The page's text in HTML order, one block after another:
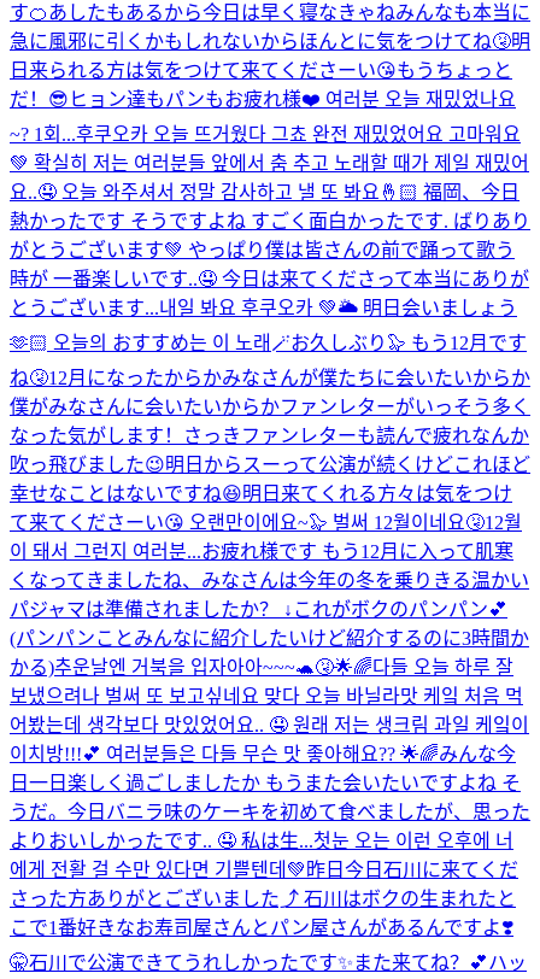
す🍊あしたもあるから今日は早く寝なきゃねみんなも本当に
急に風邪に引くかもしれないからほんとに気をつけてね🤧明
日来られる方は気をつけて来てくださーい😘もうちょっと
だ！😎ヒョン達もパンもお疲れ様❤️ 여러분 오늘 재밌었나요
~? 1회...후쿠오카 오늘 뜨거웠다 그쵸 완전 재밌었어요 고마워요
💚 확실히 저는 여러분들 앞에서 춤 추고 노래할 때가 제일 재밌어
요..🤤 오늘 와주셔서 정말 감사하고 낼 또 봐요🤞🏻 福岡、今日
熱かったです そうですよね すごく面白かったです. ばりあり
がとうございます💚 やっぱり僕は皆さんの前で踊って歌う
時が 一番楽しいです..🤤 今日は来てくださって本当にありが
とうございます...내일 봐요 후쿠오카 💚🌥️ 明日会いましょう
🫶🏻 오늘의 おすすめ는 이 노래🪄お久しぶり🦭 もう12月です
ね🤧12月になったからかみなさんが僕たちに会いたいからか
僕がみなさんに会いたいからかファンレターがいっそう多く
なった気がします！さっきファンレターも読んで疲れなんか
吹っ飛びました😉明日からスーって公演が続くけどこれほど
幸せなことはないですね😆明日来てくれる方々は気をつけ
て来てくださーい😘 오랜만이에요~🦭 벌써 12월이네요🤧12월
이 돼서 그런지 여러분...お疲れ様です もう12月に入って肌寒
くなってきましたね、みなさんは今年の冬を乗りきる温かい
パジャマは準備されましたか？ ↓これがボクのパンパン💕
(パンパンことみんなに紹介したいけど紹介するのに3時間か
かる)추운날엔 거북을 입자아아~~~🐢🤧🌟🌈다들 오늘 하루 잘
보냈으려나 벌써 또 보고싶네요 맞다 오늘 바닐라맛 케잌 처음 먹
어봤는데 생각보다 맛있었어요.. 🤤 원래 저는 생크림 과일 케잌이
이치방!!!💕 여러분들은 다들 무슨 맛 좋아해요?? 🌟🌈みんな今
日一日楽しく過ごしましたか もうまた会いたいですよね そ
うだ。今日バニラ味のケーキを初めて食べましたが、思った
よりおいしかったです.. 🤤 私は生...첫눈 오는 이런 오후에 너
에게 전활 걸 수만 있다면 기쁠텐데💚 昨日今日石川に来てくだ
さった方ありがとございました⤴︎ 石川はボクの生まれたと
こで1番好きなお寿司屋さんとパン屋さんがあるんですよ❣️
🤫石川で公演できてうれしかったです✨また来てね？💕ハッ